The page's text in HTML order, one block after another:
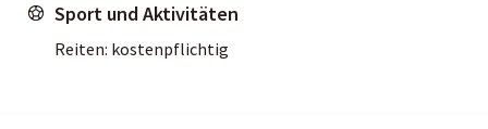
Sport und Aktivitäten
Reiten: kostenpflichtig